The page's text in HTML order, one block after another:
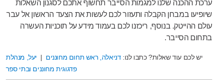
ערכת ההכנה שלנו למגמות הסייבר תחשוף אתכם לסגנון השאלות
שיופיעו במבחן הקבלה ותעזור לכם לעשות את הצעד הראשון אל עבר
עולם ההייטק. בנוסף, ריכזנו לכם בעמוד מידע על תוכניות העשרה
בתחום הסייבר.
יש לכם עוד שאלות? כתבו לנו:דניאלה, ראש תחום מחוננים | יעל, מנהלת
פדגוגית מחוננים ובתי ספר